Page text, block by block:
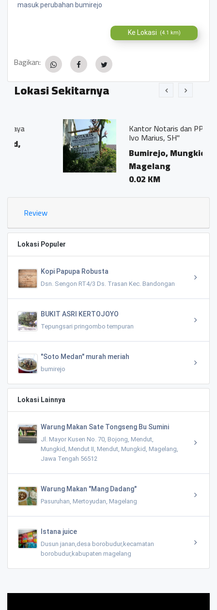
masuk perubahan bumirejo
Ke Lokasi (4.1 km)
Bagikan:
Lokasi Sekitarnya
Kantor Notaris dan PPAT "Georgius
Ivo Marius, SH"
Bumirejo, Mungkid,
Magelang
Review
Lokasi Populer
Kopi Papupa Robusta
Dsn. Sengon RT4/3 Ds. Trasan Kec. Bandongan
BUKIT ASRI KERTOJOYO
Tepungsari pringombo tempuran
"Soto Medan" murah meriah
bumirejo
Lokasi Lainnya
Warung Makan Sate Tongseng Bu Sumini
Jl. Mayor Kusen No. 70, Bojong, Mendut,
Mungkid, Mendut II, Mendut, Mungkid, Magelang,
Jawa Tengah 56512
Warung Makan "Mang Dadang"
Pasuruhan, Mertoyudan, Magelang
Istana juice
Dusun janan,desa borobudur,kecamatan
borobudur,kabupaten magelang